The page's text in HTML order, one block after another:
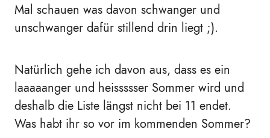
Mal schauen was davon schwanger und
unschwanger dafür stillend drin liegt ;).
Natürlich gehe ich davon aus, dass es ein
laaaaanger und heissssser Sommer wird und
deshalb die Liste längst nicht bei 11 endet.
Was habt ihr so vor im kommenden Sommer?